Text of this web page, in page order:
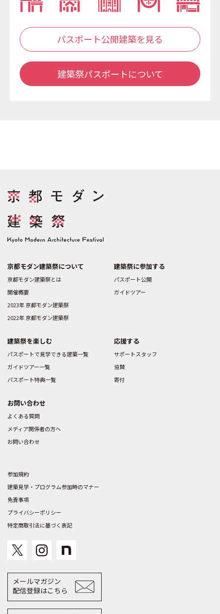
パスポート公開建築を見る
建築祭パスポートについて
京都モダン建築祭について
京都モダン建築祭とは
開催概要
2023年 京都モダン建築祭
2022年 京都モダン建築祭
建築祭に参加する
パスポート公開
ガイドツアー
建築祭を楽しむ
パスポートで見学できる建築一覧
ガイドツアー一覧
パスポート特典一覧
応援する
サポートスタッフ
協賛
寄付
お問い合わせ
よくある質問
メディア関係者の方へ
お問い合わせ
参加規約
建築見学・プログラム参加時のマナー
免責事項
プライバシーポリシー
特定商取引法に基づく表記
メールマガジン
配信登録はこちら